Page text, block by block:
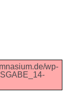
wp-